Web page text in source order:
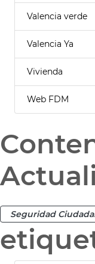
Valencia verde
Valencia Ya
Vivienda
Web FDM
Seguridad